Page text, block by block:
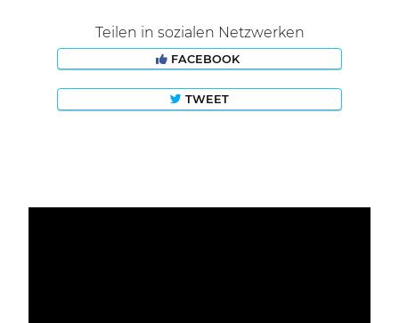
Teilen in sozialen Netzwerken
FACEBOOK
TWEET